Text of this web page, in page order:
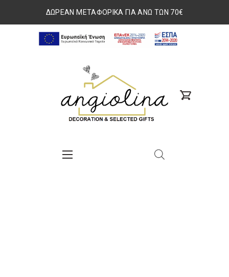
ΕΣΠΑ
2020
www.angiolina.gr
Nav
search
ΔΩΡΕΑΝ ΜΕΤΑΦΟΡΙΚΑ ΓΙΑ ΑΝΩ ΤΩΝ 70€